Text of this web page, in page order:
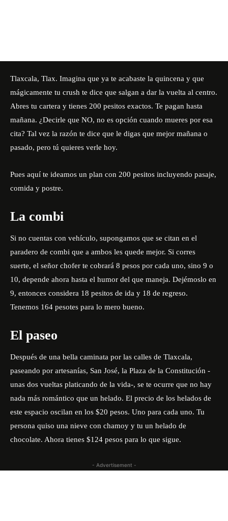
Tlaxcala, Tlax. Imagina que ya te acabaste la quincena y que
mágicamente tu crush te dice que salgan a dar la vuelta al centro.
Abres tu cartera y tienes 200 pesitos exactos. Te pagan hasta
mañana. ¿Decirle que NO, no es opción cuando mueres por esa
cita? Tal vez la razón te dice que le digas que mejor mañana o
pasado, pero tú quieres verle hoy.
Pues aquí te ideamos un plan con 200 pesitos incluyendo pasaje,
comida y postre.
La combi
Si no cuentas con vehículo, supongamos que se citan en el
paradero de combi que a ambos les quede mejor. Si corres
suerte, el señor chofer te cobrará 8 pesos por cada uno, sino 9 o
10, depende ahora hasta el humor del que maneja. Dejémoslo en
9, entonces considera 18 pesitos de ida y 18 de regreso.
Tenemos 164 pesotes para lo mero bueno.
El paseo
Después de una bella caminata por las calles de Tlaxcala,
paseando por artesanías, San José, la Plaza de la Constitución -
unas dos vueltas platicando de la vida-, se te ocurre que no hay
nada más romántico que un helado. El precio de los helados de
este espacio oscilan en los $20 pesos. Uno para cada uno. Tu
persona quiso una nieve con chamoy y tu un helado de
chocolate. Ahora tienes $124 pesos para lo que sigue.
- Advertisement -